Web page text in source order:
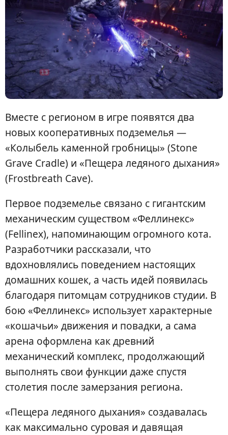
Вместе с регионом в игре появятся два
новых кооперативных подземелья —
«Колыбель каменной гробницы» (Stone
Grave Cradle) и «Пещера ледяного дыхания»
(Frostbreath Cave).
Первое подземелье связано с гигантским
механическим существом «Феллинекс»
(Fellinex), напоминающим огромного кота.
Разработчики рассказали, что
вдохновлялись поведением настоящих
домашних кошек, а часть идей появилась
благодаря питомцам сотрудников студии. В
бою «Феллинекс» использует характерные
«кошачьи» движения и повадки, а сама
арена оформлена как древний
механический комплекс, продолжающий
выполнять свои функции даже спустя
столетия после замерзания региона.
«Пещера ледяного дыхания» создавалась
как максимально суровая и давящая